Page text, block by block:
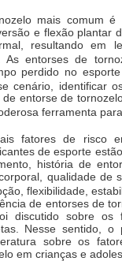
mais comum
e flexão plantar
resultando em
. As entorses de
perdido no
cenário, identificar
entorse de
ferramenta
fatores de risco
de esporte
história de
qualidade de
flexibilidade,
de entorses de
discutido sobre
Nesse sentido,
sobre os
em crianças e